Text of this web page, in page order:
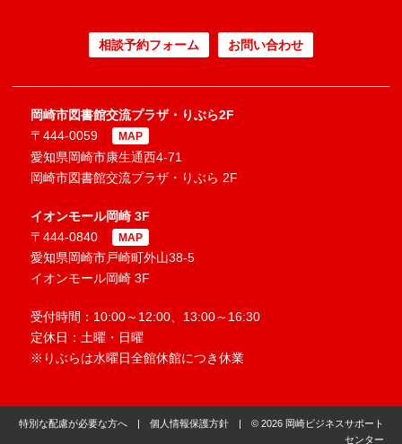
相談予約フォーム お問い合わせ
岡崎市図書館交流プラザ・りぶら2F
〒444-0059
MAP
愛知県岡崎市康生通西4-71
岡崎市図書館交流プラザ・りぶら 2F
イオンモール岡崎 3F
〒444-0840
MAP
愛知県岡崎市戸崎町外山38-5
イオンモール岡崎 3F
受付時間：10:00～12:00、13:00～16:30
定休日：土曜・日曜
※りぶらは水曜日全館休館につき休業
特別な配慮が必要な方へ 個人情報保護方針 | © 2026 岡崎ビジネスサポート
センター